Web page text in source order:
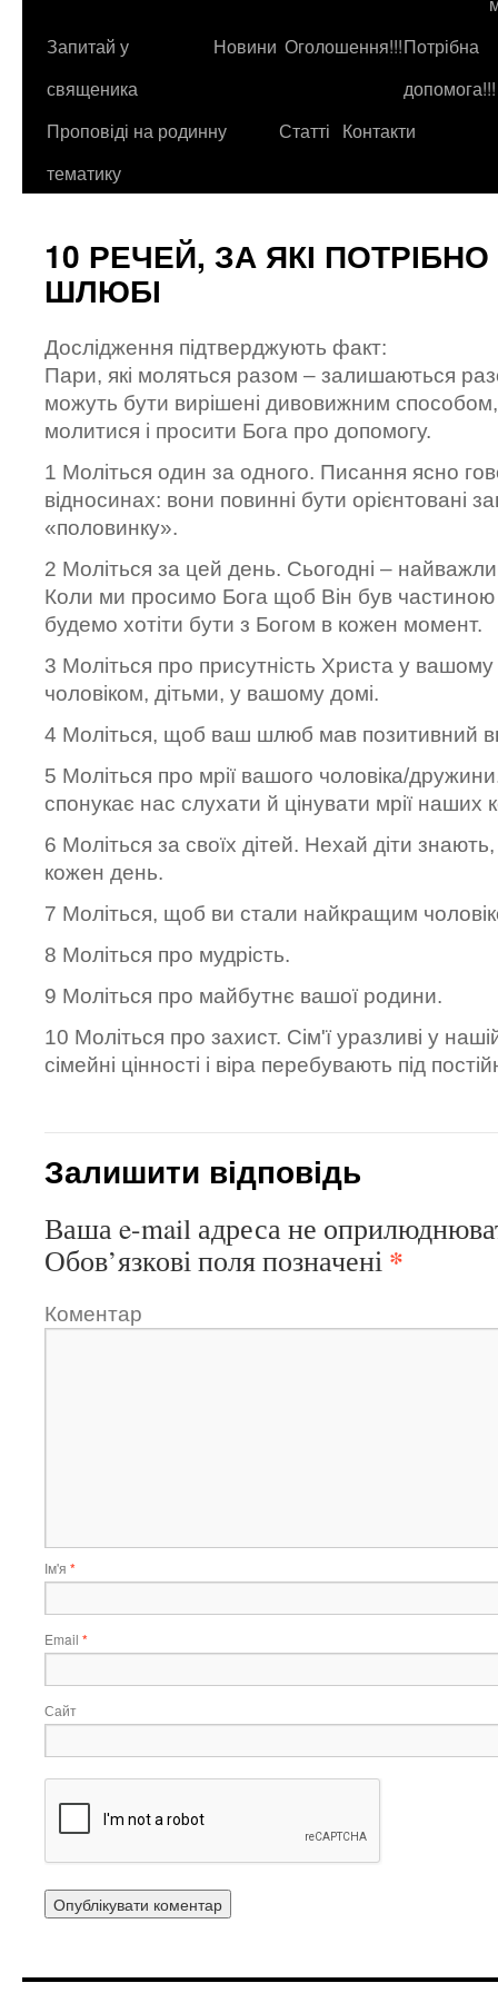
контенту
Запитай у
священика
Новини Оголошення!!!Потрібна
допомога!!!
Проповіді на родинну
тематику
Статті Контакти
10 РЕЧЕЙ, ЗА ЯКІ
ШЛЮБІ
Дослідження підтверджують факт:
Пари, які моляться разом – залишаються
можуть бути вирішені дивовижним
молитися і просити Бога про допомогу.
1 Моліться один за одного. Писання ясно
відносинах: вони повинні бути орієнтовані
«половинку».
2 Моліться за цей день. Сьогодні –
Коли ми просимо Бога щоб Він був частиною
будемо хотіти бути з Богом в кожен момент.
3 Моліться про присутність Христа у
чоловіком, дітьми, у вашому домі.
4 Моліться, щоб ваш шлюб мав позитивний
5 Моліться про мрії вашого чоловіка/
спонукає нас слухати й цінувати мрії наших
6 Моліться за своїх дітей. Нехай діти
кожен день.
7 Моліться, щоб ви стали найкращим
8 Моліться про мудрість.
9 Моліться про майбутнє вашої родини.
10 Моліться про захист. Сім'ї уразливі у
сімейні цінності і віра перебувають під
Залишити відповідь
Ваша e-mail адреса не
Обов’язкові поля позначені *
Коментар
Ім'я *
Email *
Сайт